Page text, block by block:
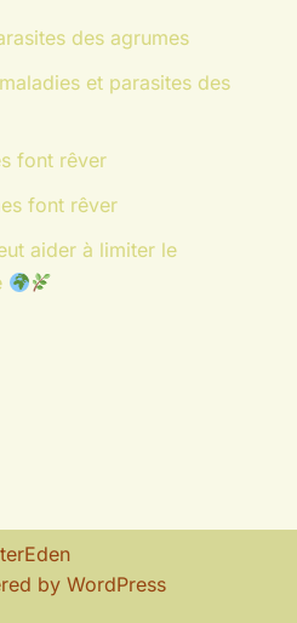
des agrumes
maladies et parasites des
font rêver
font rêver
aider à limiter le
by WordPress